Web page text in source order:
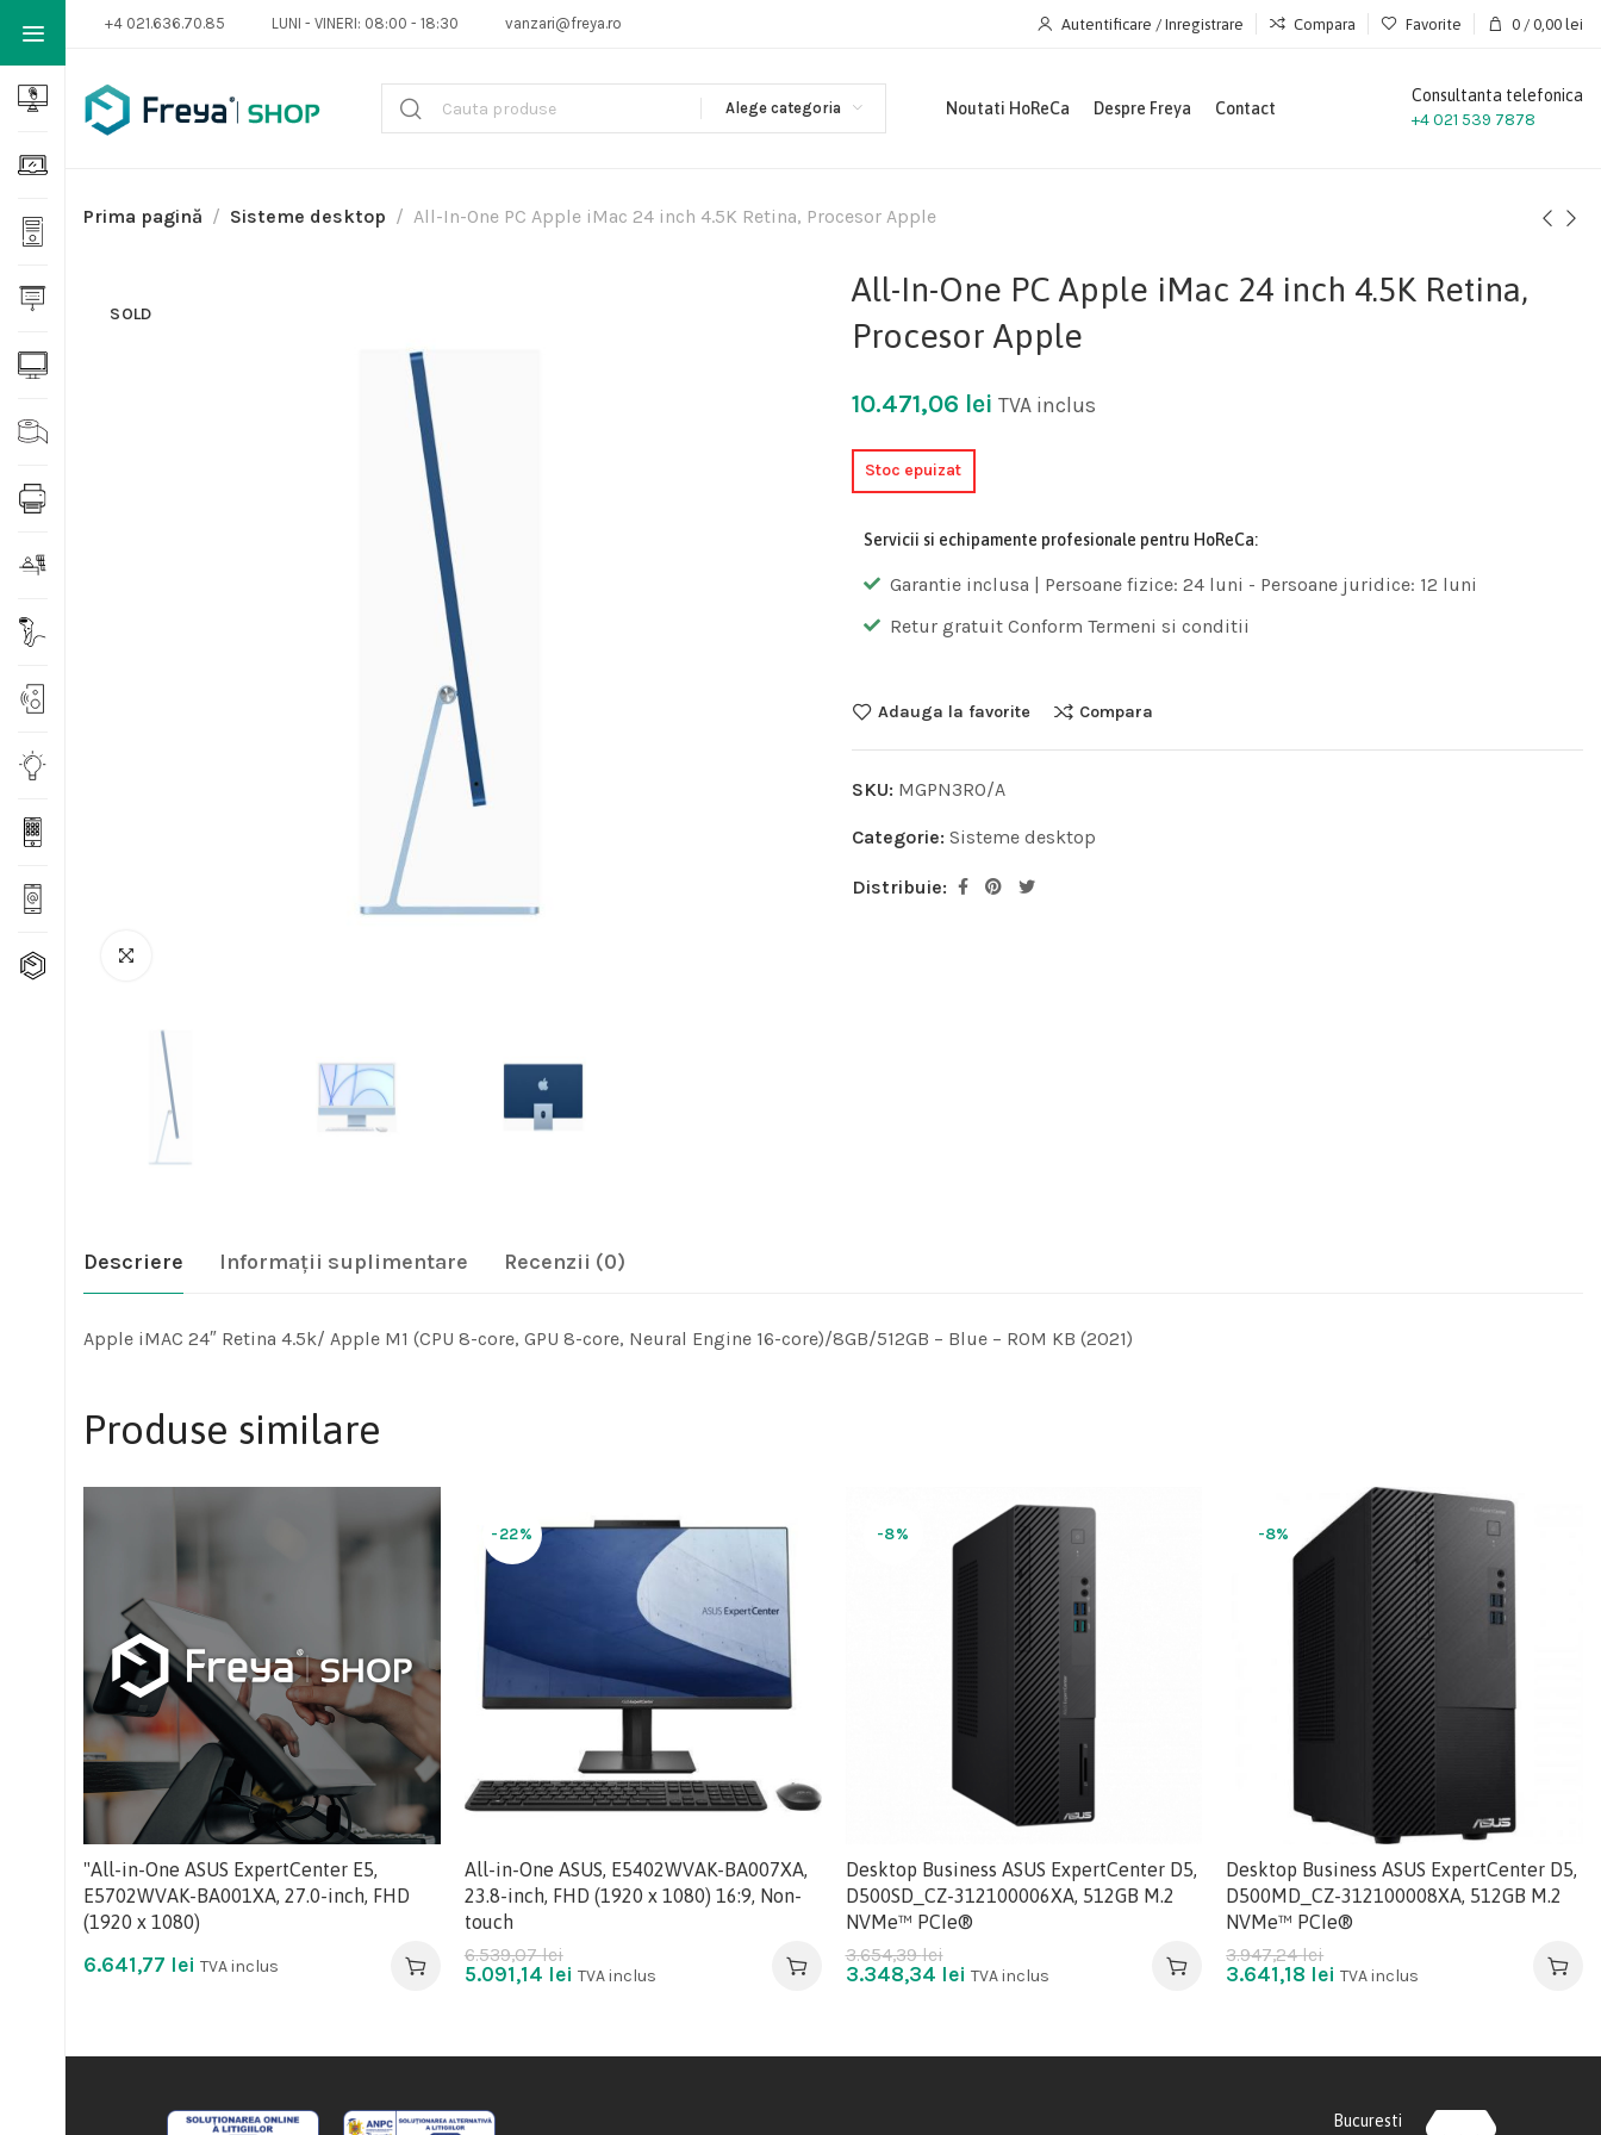
+4 021.636.70.85 LUNI - VINERI: 08:00 - 18:30 vanzari@freya.ro Autentificare / Inregistrare Compara Favorite 0 / 0,00 lei
Alege categoria Noutati HoReCa Despre Freya Contact
Consultanta telefonica
+4 021 539 7878
Prima pagină Sisteme desktop All-In-One PC Apple iMac 24 inch 4.5K Retina, Procesor Apple
SOLD
All-In-One PC Apple iMac 24 inch 4.5K Retina,
Procesor Apple
10.471,06 lei TVA inclus
Stoc epuizat
Servicii si echipamente profesionale pentru HoReCa:
Garantie inclusa | Persoane fizice: 24 luni - Persoane juridice: 12 luni
Retur gratuit Conform Termeni si conditii
Adauga la favorite Compara
SKU: MGPN3RO/A
Categorie: Sisteme desktop
Distribuie:
Descriere Informații suplimentare Recenzii (0)
Apple iMAC 24″ Retina 4.5k/ Apple M1 (CPU 8-core, GPU 8-core, Neural Engine 16-core)/8GB/512GB – Blue – ROM KB (2021)
Produse similare
"All-in-One ASUS ExpertCenter E5,
E5702WVAK-BA001XA, 27.0-inch, FHD
(1920 x 1080)
6.641,77 lei TVA inclus
-22%
All-in-One ASUS, E5402WVAK-BA007XA,
23.8-inch, FHD (1920 x 1080) 16:9, Non-
touch
6.539,07lei
5.091,14 lei TVA inclus
-8%
Desktop Business ASUS ExpertCenter D5,
D500SD_CZ-312100006XA, 512GB M.2
NVMe™ PCIe®
3.654,39lei
3.348,34 lei TVA inclus
-8%
Desktop Business ASUS ExpertCenter D5,
D500MD_CZ-312100008XA, 512GB M.2
NVMe™ PCIe®
3.947,24lei
3.641,18 lei TVA inclus
Bucuresti